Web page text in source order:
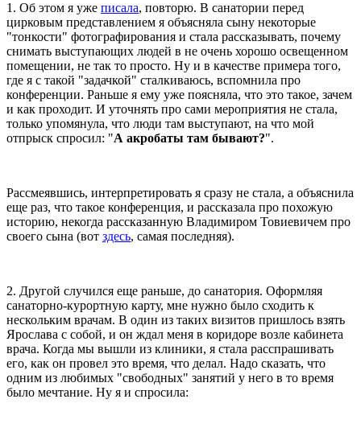
1. Об этом я уже писала, повторю. В санатории перед
цирковым представлением я объясняла сыну некоторые
"тонкости" фотографирования и стала рассказывать, почему
снимать выступающих людей в не очень хорошо освещенном
помещении, не так то просто. Ну и в качестве примера того,
где я с такой "задачкой" сталкиваюсь, вспомнила про
конференции. Раньше я ему уже поясняла, что это такое, зачем
и как проходит. И уточнять про сами мероприятия не стала,
только упомянула, что люди там выступают, на что мой
отпрыск спросил: "А акробаты там бывают?".
Рассмеявшись, интерпретировать я сразу не стала, а объяснила
еще раз, что такое конференция, и рассказала про похожую
историю, некогда рассказанную Владимиром Товиевичем про
своего сына (вот здесь, самая последняя).
2. Другой случился еще раньше, до санатория. Оформляя
санаторно-курортную карту, мне нужно было сходить к
нескольким врачам. В один из таких визитов пришлось взять
Ярослава с собой, и он ждал меня в коридоре возле кабинета
врача. Когда мы вышли из клиники, я стала расспрашивать
его, как он провел это время, что делал. Надо сказать, что
одним из любимых "свободных" занятий у него в то время
было мечтание. Ну я и спросила: